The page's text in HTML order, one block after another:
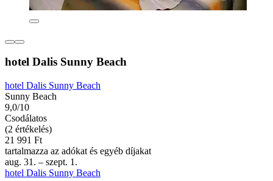
hotel Dalis Sunny Beach
hotel Dalis Sunny Beach
Sunny Beach
9,0/10
Csodálatos
(2 értékelés)
21 991 Ft
tartalmazza az adókat és egyéb díjakat
aug. 31. – szept. 1.
hotel Dalis Sunny Beach